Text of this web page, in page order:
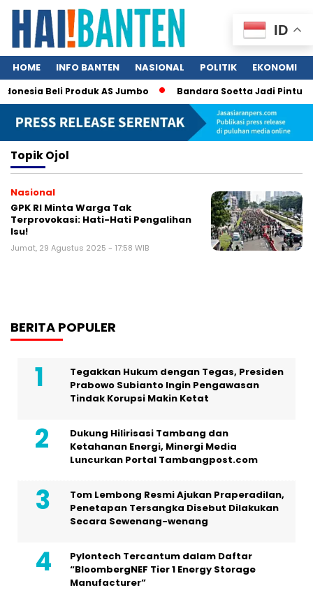
HOME INFO BANTEN NASIONAL POLITIK EKONOMI
Beli Produk AS Jumbo Bandara Soetta Jadi Pintu
TopikOjol
Nasional
GPK RI Minta Warga Tak
Terprovokasi: Hati-Hati Pengalihan
Isu!
Jumat, 29 Agustus 2025 - 17:58 WIB
BERITA POPULER
Tegakkan Hukum dengan Tegas, Presiden
Prabowo Subianto Ingin Pengawasan
Tindak Korupsi Makin Ketat
Dukung Hilirisasi Tambang dan
Ketahanan Energi, Minergi Media
Luncurkan Portal Tambangpost.com
Tom Lembong Resmi Ajukan Praperadilan,
Penetapan Tersangka Disebut Dilakukan
Secara Sewenang-wenang
Pylontech Tercantum dalam Daftar
“BloombergNEF Tier 1 Energy Storage
Manufacturer”
ID